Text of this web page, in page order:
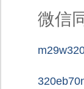
微信